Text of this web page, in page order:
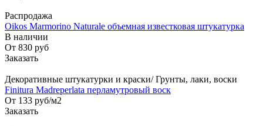
Распродажа
Oikos Marmorino Naturale объемная известковая штукатурка
В наличии
От 830 руб
Заказать
Декоративные штукатурки и краски/ Грунты, лаки, воски
Finitura Madreperlata перламутровый воск
От 133 руб/м2
Заказать